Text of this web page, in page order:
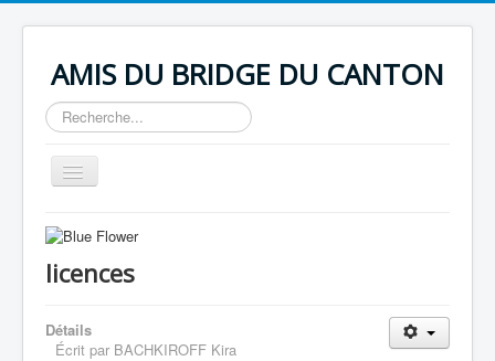
AMIS DU BRIDGE DU CANTON
Rechercher
Basculer
la
Infos club
Bureau 2015-2016
Règlement Intérieur Club ABC
licences
Détails
Écrit par BACHKIROFF Kira